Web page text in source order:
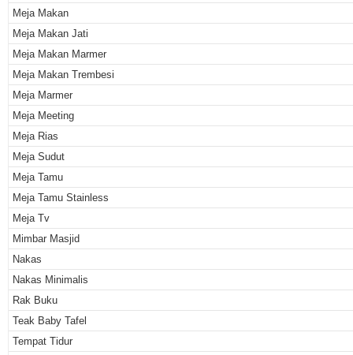
Meja Makan
Meja Makan Jati
Meja Makan Marmer
Meja Makan Trembesi
Meja Marmer
Meja Meeting
Meja Rias
Meja Sudut
Meja Tamu
Meja Tamu Stainless
Meja Tv
Mimbar Masjid
Nakas
Nakas Minimalis
Rak Buku
Teak Baby Tafel
Tempat Tidur